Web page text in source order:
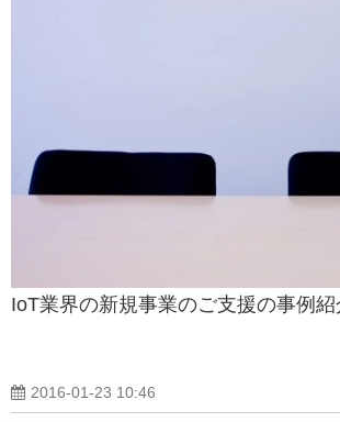
IoT業界の新規事業のご支援の事例紹
2016-01-23 10:46